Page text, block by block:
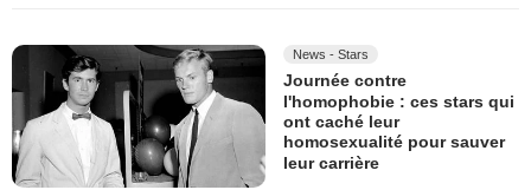
News - Stars
Journée contre
l'homophobie : ces stars qui
ont caché leur
homosexualité pour sauver
leur carrière